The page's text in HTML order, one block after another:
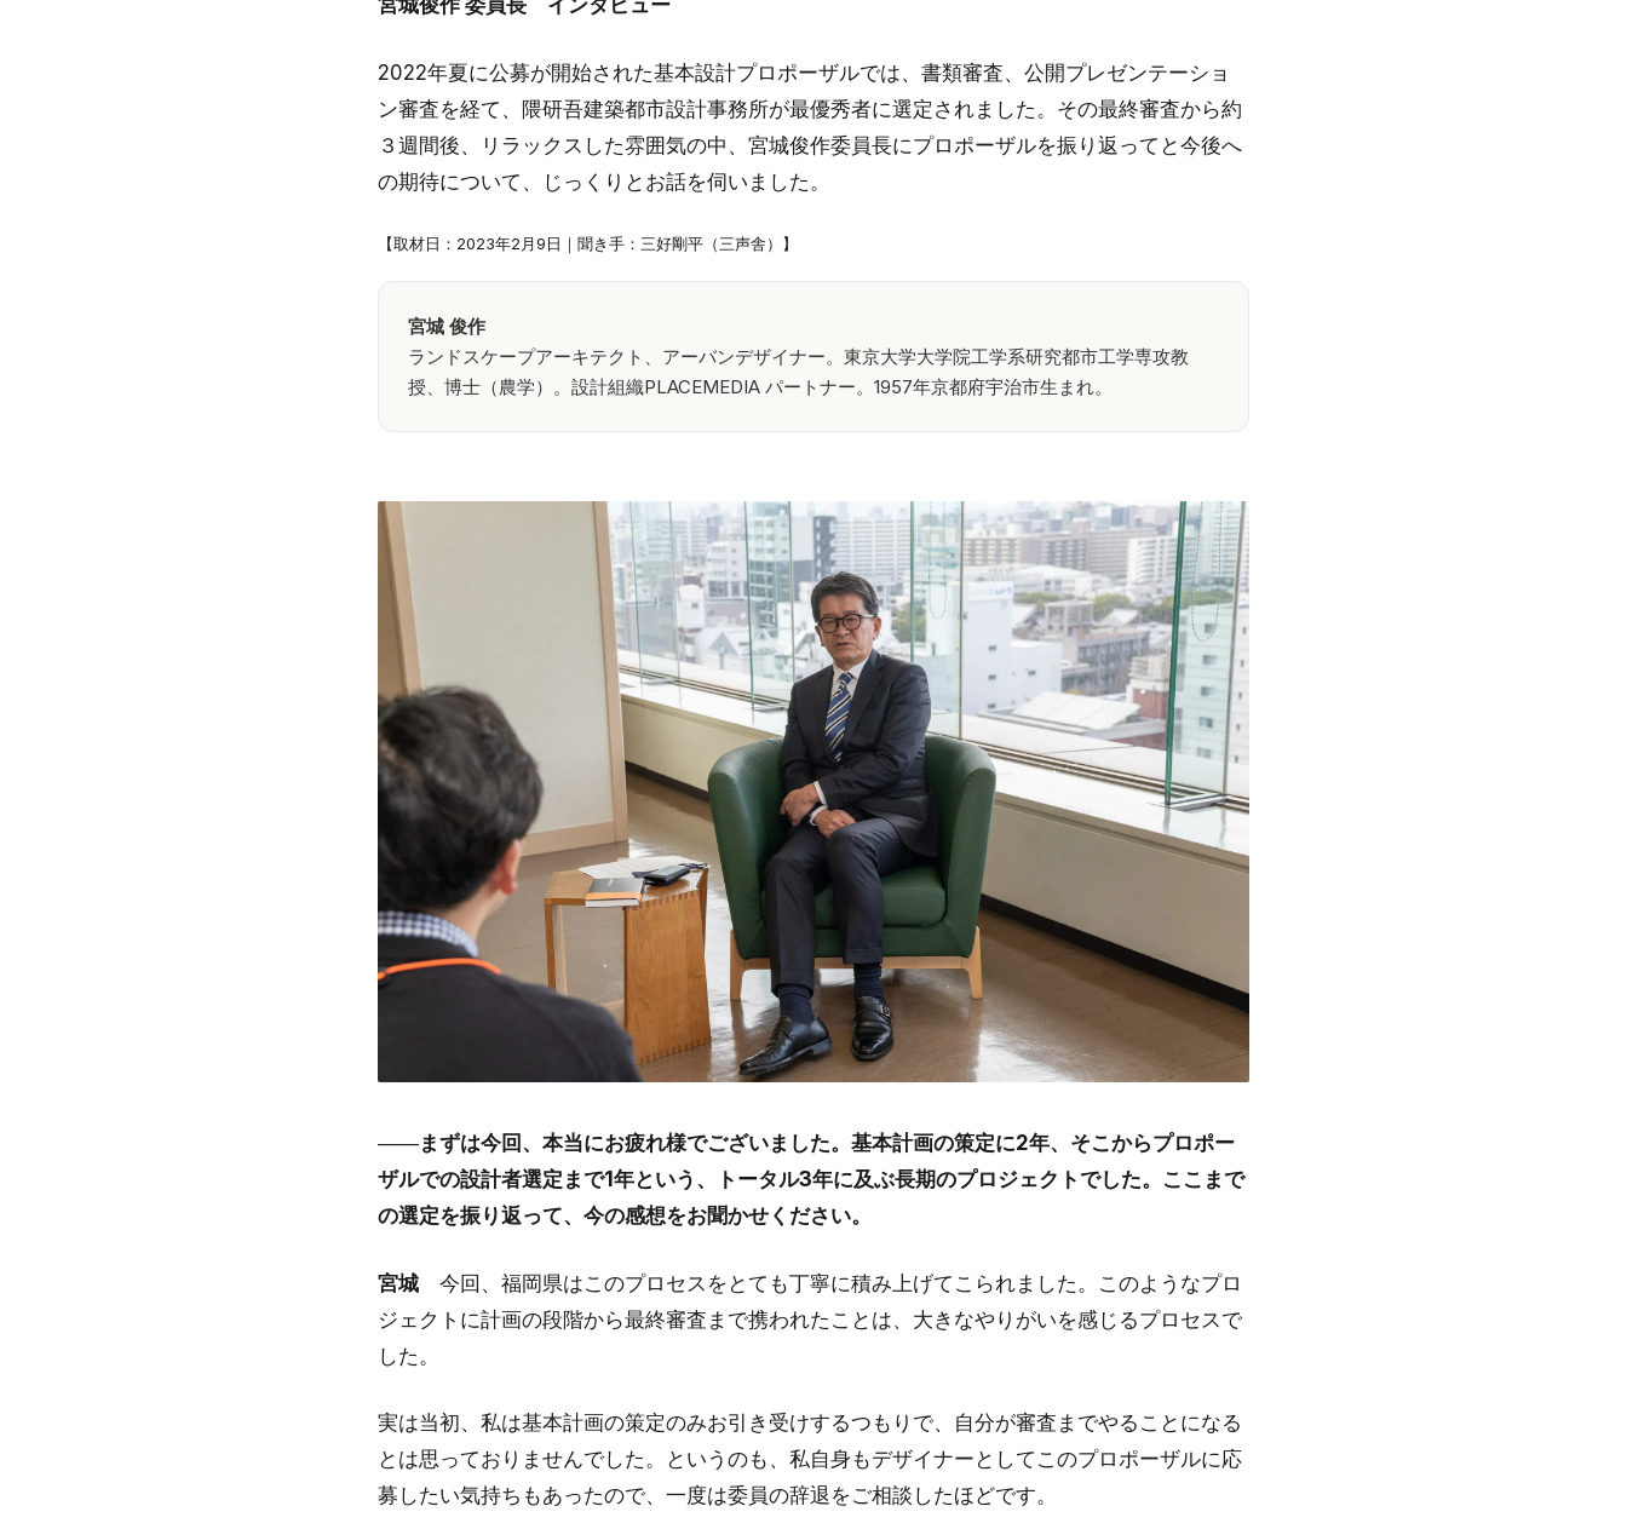
宮城俊作 委員長 インタビュー
2022年夏に公募が開始された基本設計プロポーザルでは、書類審査、公開プレゼンテーショ
ン審査を経て、隈研吾建築都市設計事務所が最優秀者に選定されました。その最終審査から約
３週間後、リラックスした雰囲気の中、宮城俊作委員長にプロポーザルを振り返ってと今後へ
の期待について、じっくりとお話を伺いました。
【取材日：2023年2月9日｜聞き手：三好剛平（三声舎）】
宮城 俊作
ランドスケープアーキテクト、アーバンデザイナー。東京大学大学院工学系研究都市工学専攻教
授、博士（農学）。設計組織PLACEMEDIA パートナー。1957年京都府宇治市生まれ。
――まずは今回、本当にお疲れ様でございました。基本計画の策定に2年、そこからプロポー
ザルでの設計者選定まで1年という、トータル3年に及ぶ長期のプロジェクトでした。ここまで
の選定を振り返って、今の感想をお聞かせください。
宮城 今回、福岡県はこのプロセスをとても丁寧に積み上げてこられました。このようなプロ
ジェクトに計画の段階から最終審査まで携われたことは、大きなやりがいを感じるプロセスで
した。
実は当初、私は基本計画の策定のみお引き受けするつもりで、自分が審査までやることになる
とは思っておりませんでした。というのも、私自身もデザイナーとしてこのプロポーザルに応
募したい気持ちもあったので、一度は委員の辞退をご相談したほどです。